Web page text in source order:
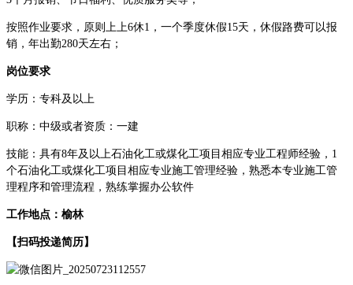
按照作业要求，原则上上6休1，一个季度休假15天，休假路费可以报
销，年出勤280天左右；
岗位要求
学历：专科及以上
职称：中级或者资质：一建
技能：具有8年及以上石油化工或煤化工项目相应专业工程师经验，1
个石油化工或煤化工项目相应专业施工管理经验，熟悉本专业施工管
理程序和管理流程，熟练掌握办公软件
工作地点：榆林
【扫码投递简历】